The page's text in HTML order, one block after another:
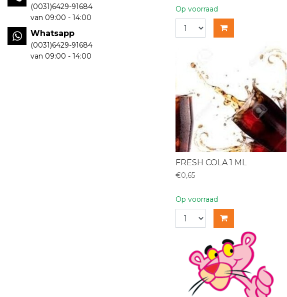
(0031)6429-91684
van 09:00 - 14:00
Whatsapp
(0031)6429-91684
van 09:00 - 14:00
Op voorraad
FRESH COLA 1 ML
€0,65
Op voorraad